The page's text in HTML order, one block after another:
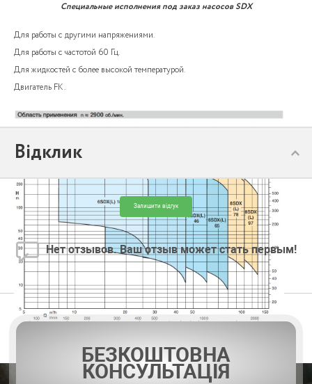
Специальные исполнения под заказ насосов SDX
Для работы с другими напряжениями.
Для работы с частотой 60 Гц.
Для жидкостей с более высокой температурой.
Двигатель FK.
Відклик
Залишити відгук
Нет отзывов. Ваш отзыв может стать первым!
БЕЗКОШТОВНА
КОНСУЛЬТАЦІЯ